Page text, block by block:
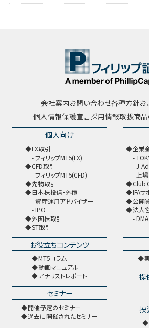
会社案内お問い合わせ各種方針お
個人情報保護宣言採用情報取扱商
個人向け
FX取引
フィリップMT5(FX)
CFD取引
フィリップMT5(CFD)
先物取引
日本株投信・外債
資産運用アドバイザー
IPO
外国株取引
ST取引
企業
J-
上
Club
IFAサ
公開
法人
お役立ちコンテンツ
MT5コラム
動画マニュアル
アナリストレポート
セミナー
開催予定のセミナー
過去に開催されたセミナー
提
投